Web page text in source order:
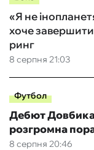
8 серпня 21:03
«Я не
хоче завершити
ринг
Футбол
8 серпня 20:46
Дебют Довбика
розгромна